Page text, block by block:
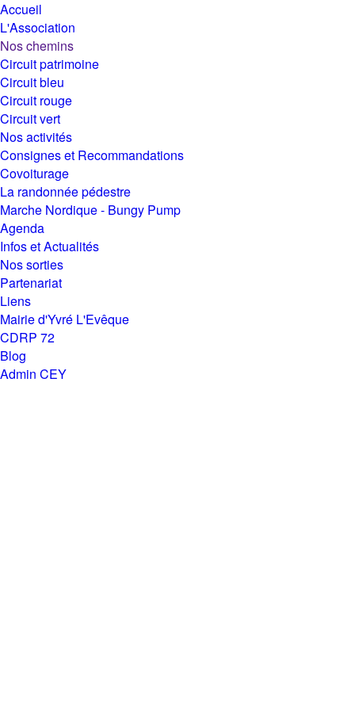
Accueil
L'Association
Nos chemins
Circuit patrimoine
Circuit bleu
Circuit rouge
Circuit vert
Nos activités
Consignes et Recommandations
Covoiturage
La randonnée pédestre
Marche Nordique - Bungy Pump
Agenda
Infos et Actualités
Nos sorties
Partenariat
Liens
Mairie d'Yvré L'Evêque
CDRP 72
Blog
Admin CEY